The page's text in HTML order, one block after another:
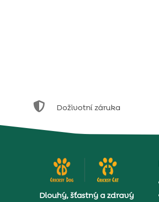
 Doživotní záruka
Dlouhý, šťastný a zdravý